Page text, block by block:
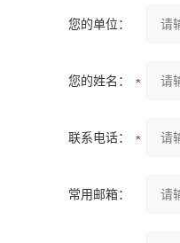
您的单位：
您的姓名：
联系电话：
常用邮箱：